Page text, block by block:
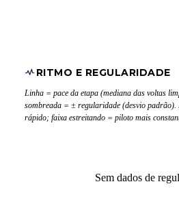
RITMO E REGULARIDADE
Linha = pace da etapa (mediana das voltas
sombreada = ± regularidade (desvio
rápido; faixa estreitando = piloto mais
Sem dados de